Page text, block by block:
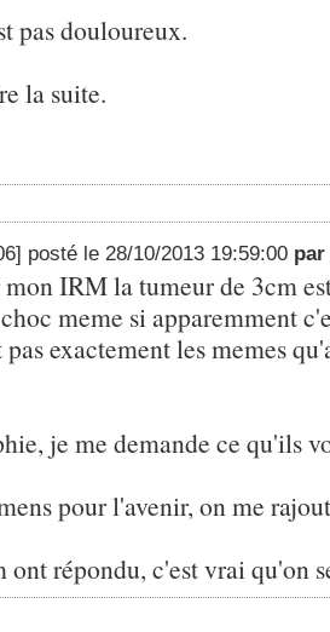
pas douloureux.
la suite.
posté le 28/10/2013 19:59:00 par
mon IRM la tumeur de 3cm
meme si apparemment
pas exactement les memes
je me demande ce qu'ils
pour l'avenir, on me
répondu, c'est vrai qu'on